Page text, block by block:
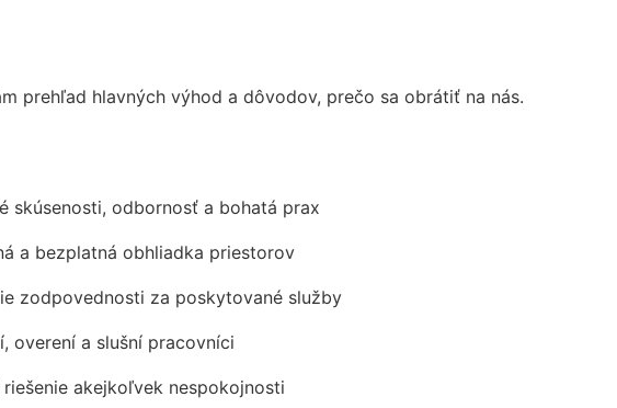
prehľad hlavných výhod a dôvodov, prečo sa obrátiť na nás.
skúsenosti, odbornosť a bohatá prax
a bezplatná obhliadka priestorov
zodpovednosti za poskytované služby
overení a slušní pracovníci
akejkoľvek nespokojnosti